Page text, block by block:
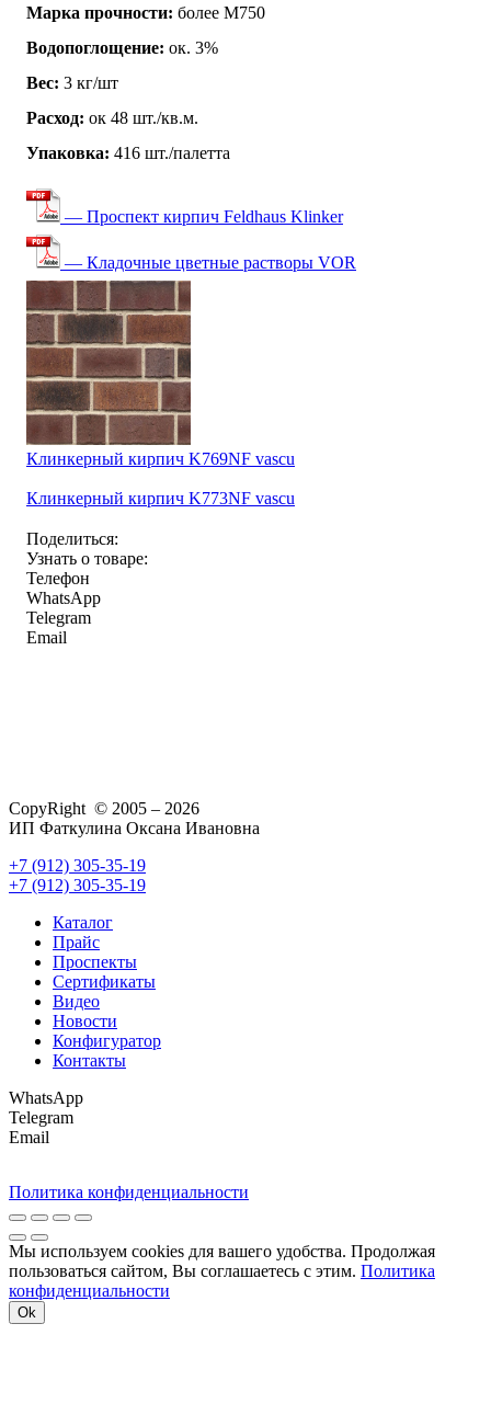
Марка прочности: более М750
Водопоглощение: ок. 3%
Вес: 3 кг/шт
Расход: ок 48 шт./кв.м.
Упаковка: 416 шт./палетта
— Проспект кирпич Feldhaus Klinker
— Кладочные цветные растворы VOR
Клинкерный кирпич K769NF vascu
Клинкерный кирпич K773NF vascu
Поделиться:
Узнать о товаре:
Телефон
WhatsApp
Telegram
Email
CopyRight © 2005 – 2026
ИП Фаткулина Оксана Ивановна
+7 (912) 305-35-19
+7 (912) 305-35-19
Каталог
Прайс
Проспекты
Сертификаты
Видео
Новости
Конфигуратор
Контакты
WhatsApp
Telegram
Email
Политика конфиденциальности
Мы используем cookies для вашего удобства. Продолжая
пользоваться сайтом, Вы соглашаетесь с этим. Политика
конфиденциальности
Ok